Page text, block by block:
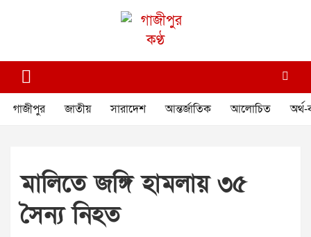
গাজীপুর কণ্ঠ
গাজীপুর জাতীয় সারাদেশ আন্তর্জাতিক আলোচিত অর্থ-
মালিতে জঙ্গি হামলায় ৩৫
সৈন্য নিহত